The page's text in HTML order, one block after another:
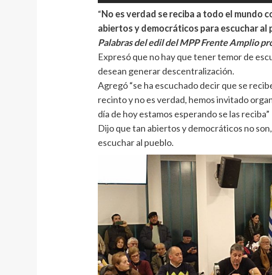
“No es verdad se reciba a todo el mundo
abiertos y democráticos para escuchar al
Palabras del edil del MPP Frente Amplio
Expresó que no hay que tener temor de
desean generar descentralización.
Agregó “se ha escuchado decir que se
recinto y no es verdad, hemos invitado
día de hoy estamos esperando se las reciba”
Dijo que tan abiertos y democráticos no
escuchar al pueblo.